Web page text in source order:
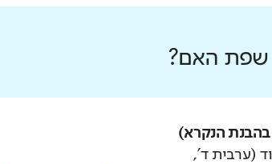
שפת האם?
הנקרא)
(ערבית ד',